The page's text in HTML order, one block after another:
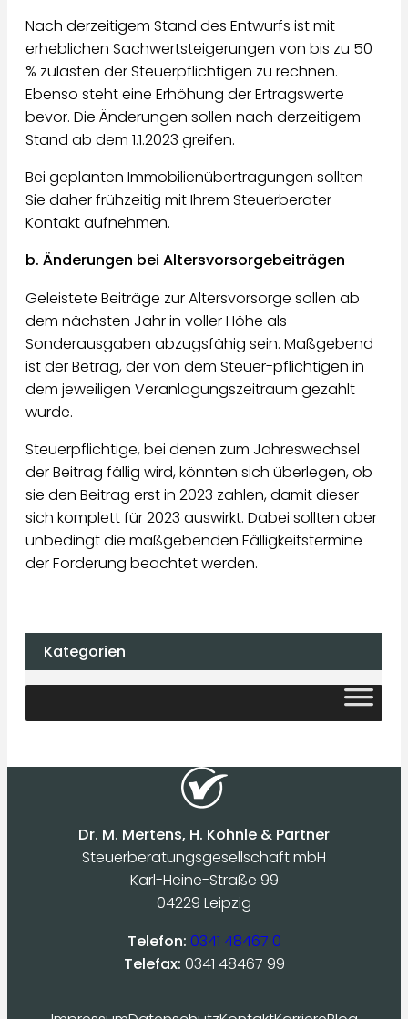
Nach derzeitigem Stand des Entwurfs ist mit
erheblichen Sachwertsteigerungen von bis zu 50
% zulasten der Steuerpflichtigen zu rechnen.
Ebenso steht eine Erhöhung der Ertragswerte
bevor. Die Änderungen sollen nach derzeitigem
Stand ab dem 1.1.2023 greifen.
Bei geplanten Immobilienübertragungen sollten
Sie daher frühzeitig mit Ihrem Steuerberater
Kontakt aufnehmen.
b. Änderungen bei Altersvorsorgebeiträgen
Geleistete Beiträge zur Altersvorsorge sollen ab
dem nächsten Jahr in voller Höhe als
Sonderausgaben abzugsfähig sein. Maßgebend
ist der Betrag, der von dem Steuer-pflichtigen in
dem jeweiligen Veranlagungszeitraum gezahlt
wurde.
Steuerpflichtige, bei denen zum Jahreswechsel
der Beitrag fällig wird, könnten sich überlegen, ob
sie den Beitrag erst in 2023 zahlen, damit dieser
sich komplett für 2023 auswirkt. Dabei sollten aber
unbedingt die maßgebenden Fälligkeitstermine
der Forderung beachtet werden.
Kategorien
Dr. M. Mertens, H. Kohnle & Partner
Steuerberatungsgesellschaft mbH
Karl-Heine-Straße 99
04229 Leipzig
Telefon: 0341 48467 0
Telefax: 0341 48467 99